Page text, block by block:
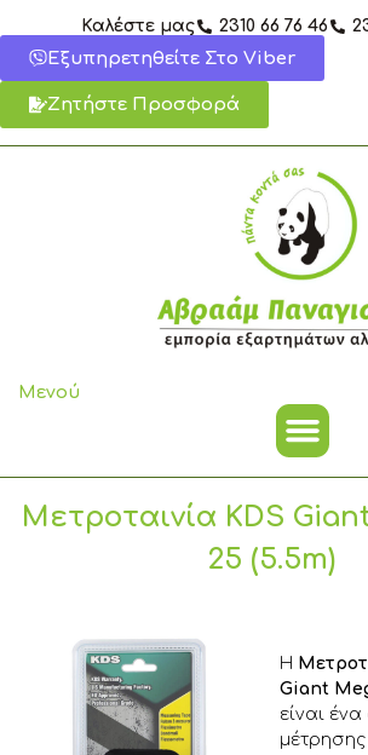
στο
περιεχόμενο
Καλέστε μας 2310 66 76 46
Εξυπηρετηθείτε Στο Viber
Ζητήστε Προσφορά
Μενού
Μετροταινία KDS
25 (5.5m)
Η
Giant
είναι